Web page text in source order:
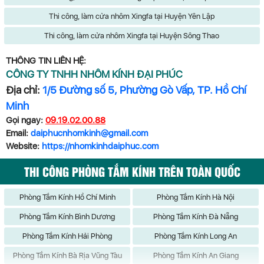
Thi công, làm cửa nhôm Xingfa tại Huyện Yên Lập
Thi công, làm cửa nhôm Xingfa tại Huyện Sông Thao
THÔNG TIN LIÊN HỆ:
CÔNG TY TNHH NHÔM KÍNH ĐẠI PHÚC
Địa chỉ: 1/5 Đường số 5, Phường Gò Vấp, TP. Hồ Chí
Minh
Gọi ngay: 09.19.02.00.88
Email: daiphucnhomkinh@gmail.com
Website: https://nhomkinhdaiphuc.com
THI CÔNG PHÒNG TẮM KÍNH TRÊN TOÀN QUỐC
Phòng Tắm Kính Hồ Chí Minh Phòng Tắm Kính Hà Nội
Phòng Tắm Kính Bình Dương Phòng Tắm Kính Đà Nẵng
Phòng Tắm Kính Hải Phòng Phòng Tắm Kính Long An
Phòng Tắm Kính Bà Rịa Vũng Tàu Phòng Tắm Kính An Giang